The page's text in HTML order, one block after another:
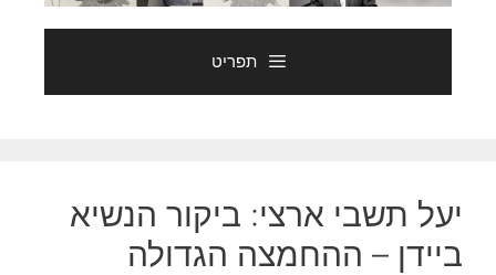
תפריט
יעל תשבי ארצי: ביקור הנשיא
ביידן – ההחמצה הגדולה